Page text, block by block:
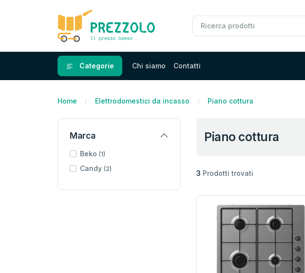
Categorie Chi siamo Contatti
Home Elettrodomestici da incasso Piano cottura
Marca
Beko (1)
Candy (2)
Piano cottura
3 Prodotti trovati